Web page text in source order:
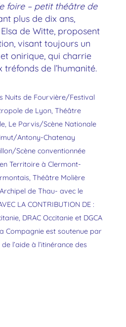
foire – petit théâtre de
plus de dix ans,
de Witte, proposent
visant toujours un
onirique, qui charrie
tréfonds de l’humanité.
Nuits de Fourvière/Festival
de Lyon, Théâtre
Le Parvis/Scène Nationale
Antony-Chatenay
Scène conventionnée
Territoire à Clermont-
Théâtre Molière
de Thau- avec le
LA CONTRIBUTION DE :
DRAC Occitanie et DGCA
Compagnie est soutenue par
l’aide à l’itinérance des